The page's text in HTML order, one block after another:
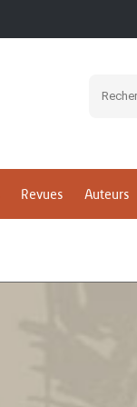
Revues Auteurs